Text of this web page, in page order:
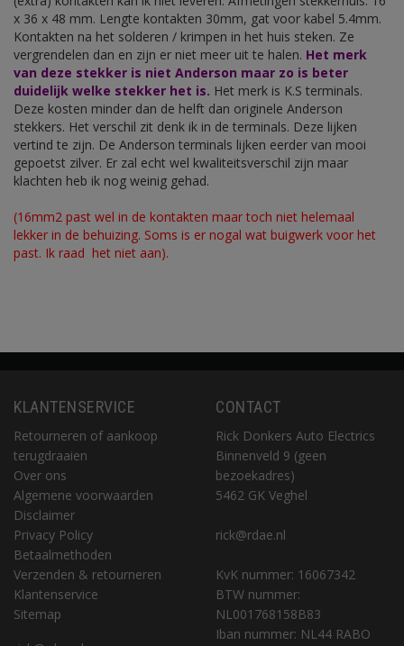
x 36 x 48 mm. Lengte kontakten 30mm, gat voor kabel 5.4mm.
Kontakten na het solderen / krimpen in het huis steken. Ze
vergrendelen dan en zijn er niet meer uit te halen. Het merk
van deze stekker is niet Anderson maar zo is beter
duidelijk welke stekker het is. Het merk is K.S terminals.
Deze kosten minder dan de helft dan originele Anderson
stekkers. Het verschil zit denk ik in de terminals. Deze lijken
vertind te zijn. De Anderson terminals lijken eerder van mooi
gepoetst zilver. Er zal echt wel kwaliteitsverschil zijn maar
klachten heb ik nog weinig gehad.
(16mm2 past wel in de kontakten maar toch niet helemaal
lekker in de behuizing. Soms is er nogal wat buigwerk voor het
past. Ik raad het niet aan).
KLANTENSERVICE
Retourneren of aankoop
terugdraaien
Over ons
Algemene voorwaarden
Disclaimer
Privacy Policy
Betaalmethoden
Verzenden & retourneren
Klantenservice
Sitemap
CONTACT
Rick Donkers Auto Electrics
Binnenveld 9 (geen
bezoekadres)
5462 GK Veghel
rick@rdae.nl
KvK nummer: 16067342
BTW nummer:
NL001768158B83
Iban nummer: NL44 RABO